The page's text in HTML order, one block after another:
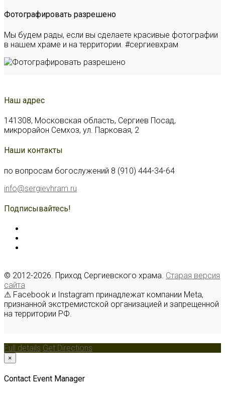
Фотографировать разрешено
Мы будем рады, если вы сделаете красивые фотографии
в нашем храме и на территории. #сергиевхрам
Наш адрес
141308, Московская область, Сергиев Посад,
микрорайон Семхоз, ул. Парковая, 2
Наши контакты
по вопросам богослужений 8 (910) 444-34-64
info@sergievhram.ru
Подписывайтесь!
© 2012-2026. Приход Сергиевского храма. Старая версия
сайта
⚠ Facebook и Instagram принадлежат компании Meta,
признанной экстремистской организацией и запрещенной
на территории РФ.
Full details Get Directions
×
Contact Event Manager